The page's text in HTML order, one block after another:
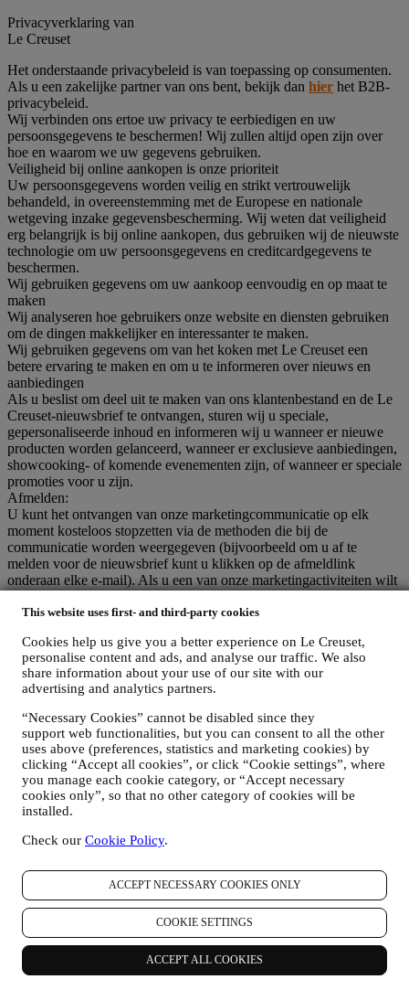
This website uses first- and third-party cookies
Cookies help us give you a better experience on Le Creuset,
personalise content and ads, and analyse our traffic. We also
share information about your use of our site with our
advertising and analytics partners.
“Necessary Cookies” cannot be disabled since they
support web functionalities, but you can consent to all the other
uses above (preferences, statistics and marketing cookies) by
clicking “Accept all cookies”, or click “Cookie settings”, where
you manage each cookie category, or “Accept necessary
cookies only”, so that no other category of cookies will be
installed.
Check our Cookie Policy.
ACCEPT NECESSARY COOKIES ONLY
COOKIE SETTINGS
ACCEPT ALL COOKIES
Privacyverklaring van
Le Creuset
Het onderstaande privacybeleid is van toepassing op consumenten.
Als u een zakelijke partner van ons bent, bekijk dan hier het B2B-
privacybeleid.
Wij verbinden ons ertoe uw privacy te eerbiedigen en uw
persoonsgegevens te beschermen! Wij zullen altijd open zijn over
hoe en waarom we uw gegevens gebruiken.
Veiligheid bij online aankopen is onze prioriteit
Uw persoonsgegevens worden veilig en strikt vertrouwelijk
behandeld, in overeenstemming met de Europese en nationale
wetgeving inzake gegevensbescherming. Wij weten dat veiligheid
erg belangrijk is bij online aankopen, dus gebruiken wij de nieuwste
technologie om uw persoonsgegevens en creditcardgegevens te
beschermen.
Wij gebruiken gegevens om uw aankoop eenvoudig en op maat te
maken
Wij analyseren hoe gebruikers onze website en diensten gebruiken
om de dingen makkelijker en interessanter te maken.
Wij gebruiken gegevens om van het koken met Le Creuset een
betere ervaring te maken en om u te informeren over nieuws en
aanbiedingen
Als u beslist om deel uit te maken van ons klantenbestand en de Le
Creuset-nieuwsbrief te ontvangen, sturen wij u speciale,
gepersonaliseerde inhoud en informeren wij u wanneer er nieuwe
producten worden gelanceerd, wanneer er exclusieve aanbiedingen,
showcooking- of komende evenementen zijn, of wanneer er speciale
promoties voor u zijn.
Afmelden:
U kunt het ontvangen van onze marketingcommunicatie op elk
moment kosteloos stopzetten via de methoden die bij de
communicatie worden weergegeven (bijvoorbeeld om u af te
melden voor de nieuwsbrief kunt u klikken op de afmeldlink
onderaan elke e-mail). Als u een van onze marketingactiviteiten wilt
afmelding zal zo snel mogelijk worden verwerkt, maar in sommige
afmelding volledig is verwerkt.
Uw gegevens zijn onder uw controle
Vergeet niet dat u de controle hebt over uw gegevens en dat u uw
voorkeuren te allen tijde kunt beheren. U kunt erop rekenen dat wij
uw gegevens nooit zonder uw toestemming aan derden zullen
doorgeven voor hun eigen marketingdoeleinden. Voor informatie of
om uw privacyrechten uit te oefenen, kunt u ons mailen op
privacy@lecreuset.comom ons te laten weten waar wij u mee van
dienst kunnen zijn en wij zullen tijdig reageren.
Volledige Privacyverklaring van Le Creuset
Le Creuset verbindt zich ertoe uw persoonsgegevens en uw privacy
persoonsgegevens verzamelen en verwerken in overeenstemming
van de EU Algemene Verordening Gegevensbescherming
2016/679) en de wet inzake gegevensbescherming die van
toepassing is in uw land, gebied of locatie (de
"Gegevensbeschermingswetten").
1. WANNEER EN WELK SOORT GEGEVENS VERZAMELEN WIJ
VAN U?
“Persoonsgegevens” betekent alle informatie met betrekking tot u en